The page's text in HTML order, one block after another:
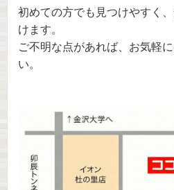
初めての方でも見つけやすく
けます。
ご不明な点があれば、お気軽
い。